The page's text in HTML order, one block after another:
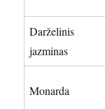
Darželinis
jazminas
Monarda